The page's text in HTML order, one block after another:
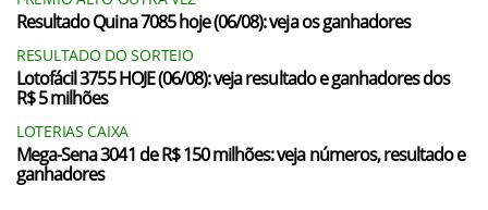
Resultado Quina 7085 hoje (06/08): veja os ganhadores
RESULTADO DO SORTEIO
Lotofácil 3755 HOJE (06/08): veja resultado e ganhadores dos
R$ 5 milhões
LOTERIAS CAIXA
Mega-Sena 3041 de R$ 150 milhões: veja números, resultado e
ganhadores